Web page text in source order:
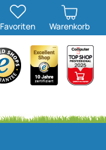
Favoriten Warenkorb